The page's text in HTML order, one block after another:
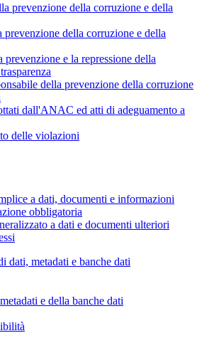
prevenzione della corruzione e della
prevenzione della corruzione e della
prevenzione e la repressione della
della prevenzione della corruzione
dall'ANAC ed atti di adeguamento a
delle violazioni
a dati, documenti e informazioni
obbligatoria
a dati e documenti ulteriori
dati, metadati e banche dati
e della banche dati